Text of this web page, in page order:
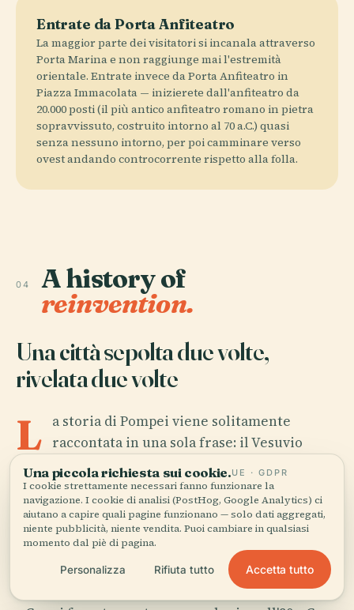
Entrate da Porta Anfiteatro
La maggior parte dei visitatori si incanala attraverso
Porta Marina e non raggiunge mai l'estremità
orientale. Entrate invece da Porta Anfiteatro in
Piazza Immacolata — inizierete dall'anfiteatro da
20.000 posti (il più antico anfiteatro romano in pietra
sopravvissuto, costruito intorno al 70 a.C.) quasi
senza nessuno intorno, per poi camminare verso
ovest andando controcorrente rispetto alla folla.
04 A history of
reinvention.
Una città sepolta due volte,
rivelata due volte
L
a storia di Pompei viene solitamente
raccontata in una sola frase: il Vesuvio
eruttò, la città morì. Ma questa frase salta circa
700 anni di vita prima dell'eruzione e quasi 1.700
anni di oblio dopo di essa. Fondata dagli Osci nel
VII o VI secolo a.C. su un altopiano lavico sopra il
fiume Sarno, l'insediamento passò per le mani di
Greci, Etruschi e Sanniti prima che Roma lo
assorbisse — prima come alleato nel III secolo
Una piccola richiesta sui cookie.UE · GDPR
I cookie strettamente necessari fanno funzionare la
navigazione. I cookie di analisi (PostHog, Google Analytics) ci
aiutano a capire quali pagine funzionano — solo dati aggregati,
niente pubblicità, niente vendita. Puoi cambiare in qualsiasi
momento dal piè di pagina.
Personalizza Rifiuta tutto Accetta tutto